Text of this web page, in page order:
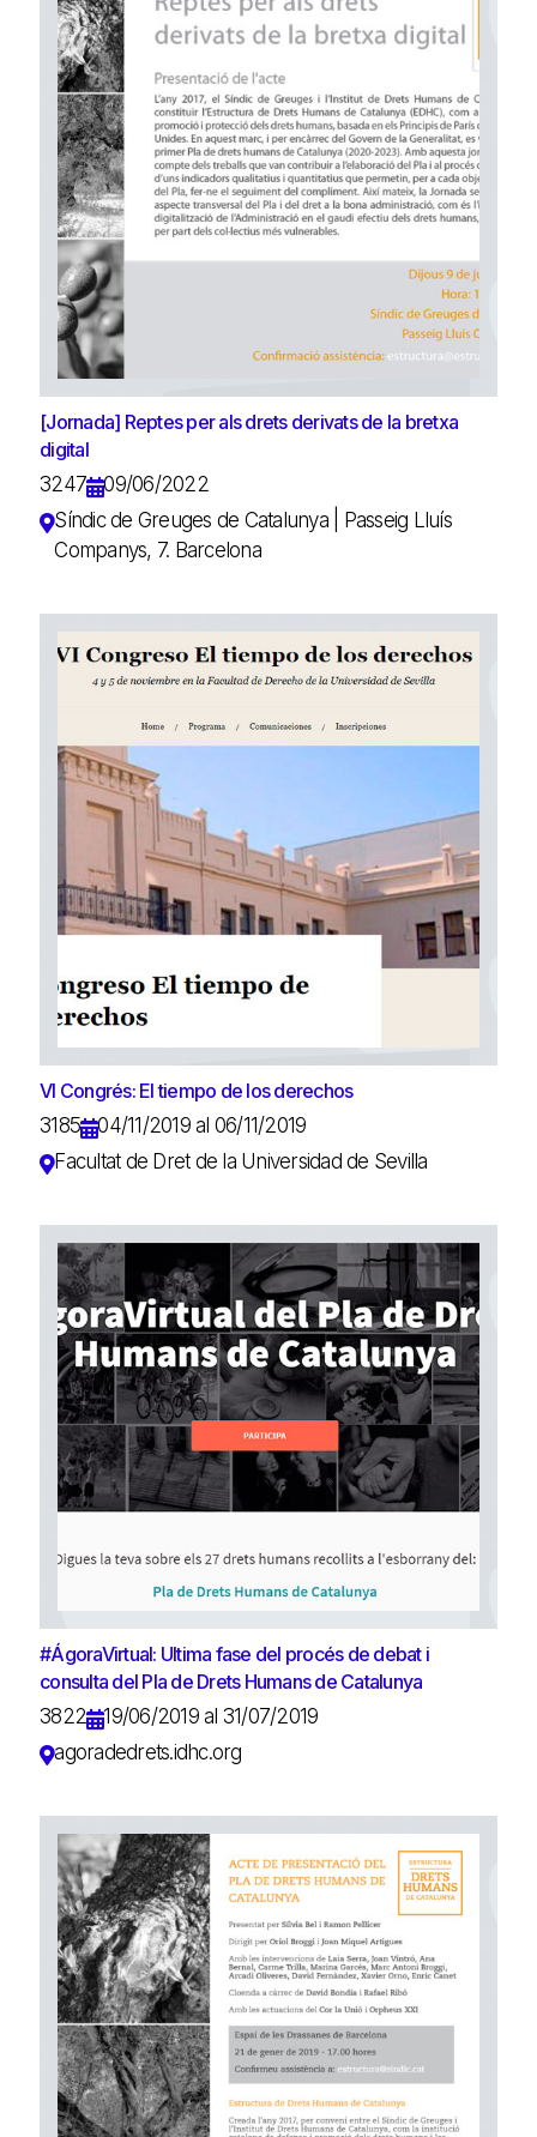
[Jornada] Reptes per als drets derivats de la bretxa
digital
3247
09/06/2022
Síndic de Greuges de Catalunya | Passeig Lluís
Companys, 7. Barcelona
VI Congrés: El tiempo de los derechos
3185
04/11/2019 al 06/11/2019
Facultat de Dret de la Universidad de Sevilla
#ÁgoraVirtual: Ultima fase del procés de debat i
consulta del Pla de Drets Humans de Catalunya
3822
19/06/2019 al 31/07/2019
agoradedrets.idhc.org